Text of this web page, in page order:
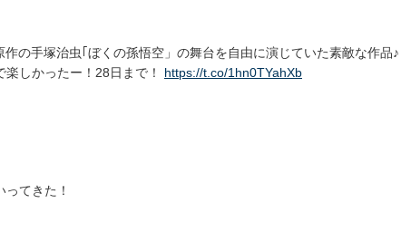
の手塚治虫｢ぼくの孫悟空」の舞台を自由に演じていた素敵な作品♪
しかったー！28日まで！ https://t.co/1hn0TYahXb
てきた！